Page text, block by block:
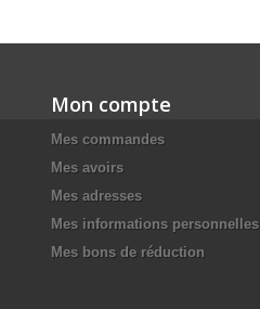
Mon compte
Mes commandes
Mes avoirs
Mes adresses
Mes informations personnelles
Mes bons de réduction